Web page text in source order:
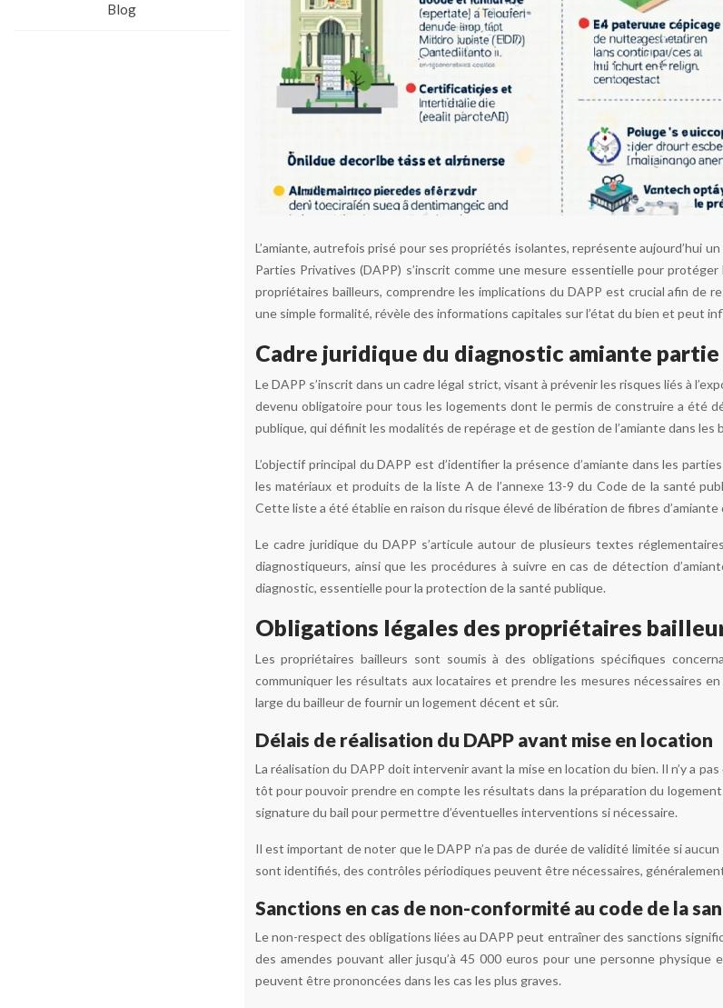
Blog
L’amiante, autrefois prisé pour ses propriétés isolantes, représente aujourd’hui
Parties Privatives (DAPP) s’inscrit comme une mesure essentielle pour
propriétaires bailleurs, comprendre les implications du DAPP est crucial afin de
une simple formalité, révèle des informations capitales sur l’état du bien et peut
Cadre juridique du diagnostic amiante
Le DAPP s’inscrit dans un cadre légal strict, visant à prévenir les risques liés à
devenu obligatoire pour tous les logements dont le permis de construire a été
publique, qui définit les modalités de repérage et de gestion de l’amiante dans les
L’objectif principal du DAPP est d’identifier la présence d’amiante dans les
les matériaux et produits de la liste A de l’annexe 13-9 du Code de la santé
Cette liste a été établie en raison du risque élevé de libération de fibres
Le cadre juridique du DAPP s’articule autour de plusieurs textes
diagnostiqueurs, ainsi que les procédures à suivre en cas de détection
diagnostic, essentielle pour la protection de la santé publique.
Obligations légales des propriétaires
Les propriétaires bailleurs sont soumis à des obligations spécifiques
communiquer les résultats aux locataires et prendre les mesures nécessaires
large du bailleur de fournir un logement décent et sûr.
Délais de réalisation du DAPP avant mise en location
La réalisation du DAPP doit intervenir avant la mise en location du bien. Il n’y a
tôt pour pouvoir prendre en compte les résultats dans la préparation du
signature du bail pour permettre d’éventuelles interventions si nécessaire.
Il est important de noter que le DAPP n’a pas de durée de validité limitée si
sont identifiés, des contrôles périodiques peuvent être nécessaires,
Sanctions en cas de non-conformité au code de la
Le non-respect des obligations liées au DAPP peut entraîner des sanctions
des amendes pouvant aller jusqu’à 45 000 euros pour une personne
peuvent être prononcées dans les cas les plus graves.